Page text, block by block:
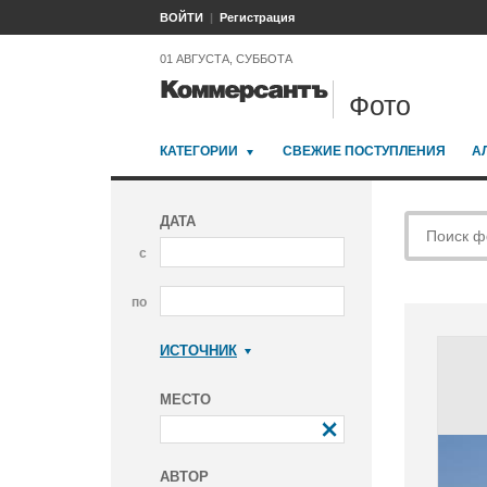
ВОЙТИ Регистрация
01 АВГУСТА, СУББОТА
Фото
КАТЕГОРИИ СВЕЖИЕ ПОСТУПЛЕНИЯ
ДАТА
с
по
ИСТОЧНИК
МЕСТО
АВТОР